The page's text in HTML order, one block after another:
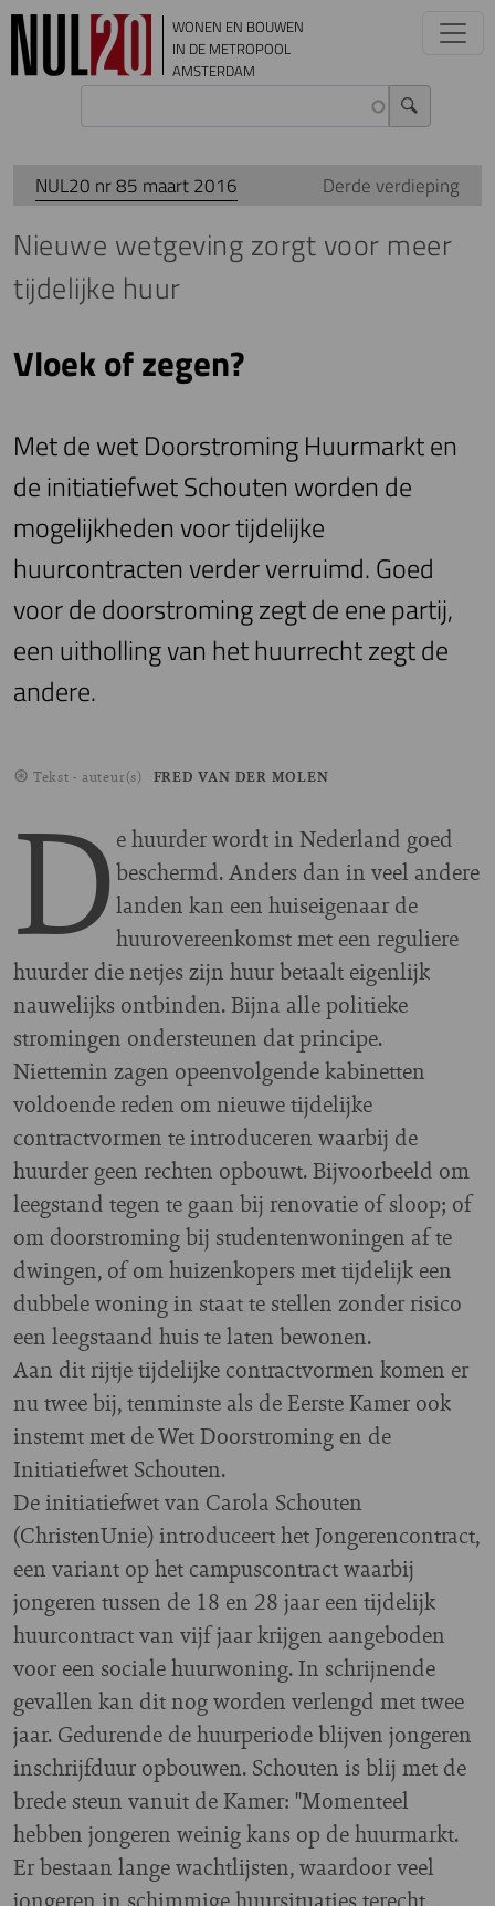
Overslaan en naar de inhoud gaan
WONEN EN BOUWEN
IN DE METROPOOL
AMSTERDAM
NUL20 nr 85 maart 2016 Derde verdieping
Nieuwe wetgeving zorgt voor meer
tijdelijke huur
Vloek of zegen?
Met de wet Doorstroming Huurmarkt en
de initiatiefwet Schouten worden de
mogelijkheden voor tijdelijke
huurcontracten verder verruimd. Goed
voor de doorstroming zegt de ene partij,
een uitholling van het huurrecht zegt de
andere.
Tekst - auteur(s) FRED VAN DER MOLEN
D e huurder wordt in Nederland goed
beschermd. Anders dan in veel andere
landen kan een huiseigenaar de
huurovereenkomst met een reguliere
huurder die netjes zijn huur betaalt eigenlijk
nauwelijks ontbinden. Bijna alle politieke
stromingen ondersteunen dat principe.
Niettemin zagen opeenvolgende kabinetten
voldoende reden om nieuwe tijdelijke
contractvormen te introduceren waarbij de
huurder geen rechten opbouwt. Bijvoorbeeld om
leegstand tegen te gaan bij renovatie of sloop; of
om doorstroming bij studentenwoningen af te
dwingen, of om huizenkopers met tijdelijk een
dubbele woning in staat te stellen zonder risico
een leegstaand huis te laten bewonen.
Aan dit rijtje tijdelijke contractvormen komen er
nu twee bij, tenminste als de Eerste Kamer ook
instemt met de Wet Doorstroming en de
Initiatiefwet Schouten.
De initiatiefwet van Carola Schouten
(ChristenUnie) introduceert het Jongerencontract,
een variant op het campuscontract waarbij
jongeren tussen de 18 en 28 jaar een tijdelijk
huurcontract van vijf jaar krijgen aangeboden
voor een sociale huurwoning. In schrijnende
gevallen kan dit nog worden verlengd met twee
jaar. Gedurende de huurperiode blijven jongeren
inschrijfduur opbouwen. Schouten is blij met de
brede steun vanuit de Kamer: "Momenteel
hebben jongeren weinig kans op de huurmarkt.
Er bestaan lange wachtlijsten, waardoor veel